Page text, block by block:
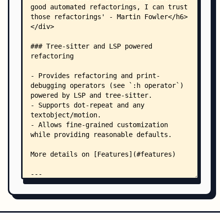
    │       │   └── utils.lua
    │       └── refactor/
    │           ├── extract_func.lua
    │           ├── inline_func.lua
    │           └── inline_var.lua
    │   ├── command.lua
    │   └── ts.lua
    ├── queries/
    │   ├── c/
    │   │   ├── refactor_comment.scm
    │   │   ├── refactor_debug_path.scm
    │   │   ├── refactor_input_function.scm
    │   │   ├── refactor_output_statement.scm
    │   │   ├── refactor_scope.scm
    │   │   └── refactor_variable.scm
    │   ├── c_sharp/
    │   │   ├── refactor_debug_path.scm